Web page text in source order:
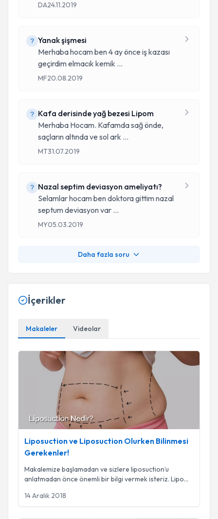
DA24.11.2019
Yanak şişmesi
Merhaba hocam ben 4 ay önce iş kazası
geçirdim elmacık kemik ...
MF20.08.2019
Kafa derisinde yağ bezesi Lipom
Merhaba Hocam. Kafamda sağ önde,
saçların altında ve sol ark ...
MT31.07.2019
Nazal septim deviasyon ameliyatı?
Selamlar hocam ben doktora gittim nazal
septum deviasyon var ...
MY05.03.2019
Daha fazla soru
İçerikler
Makaleler Videolar
Liposuction ve Liposuction Olurken Bilinmesi Gerekenler!
Liposuction ve Liposuction Olurken Bilinmesi
Gerekenler!
Makalemize başlamadan ve sizlere liposuction’u
anlatmadan önce önemli bir bilgi vermek isteriz. Lipo...
14 Aralık 2018